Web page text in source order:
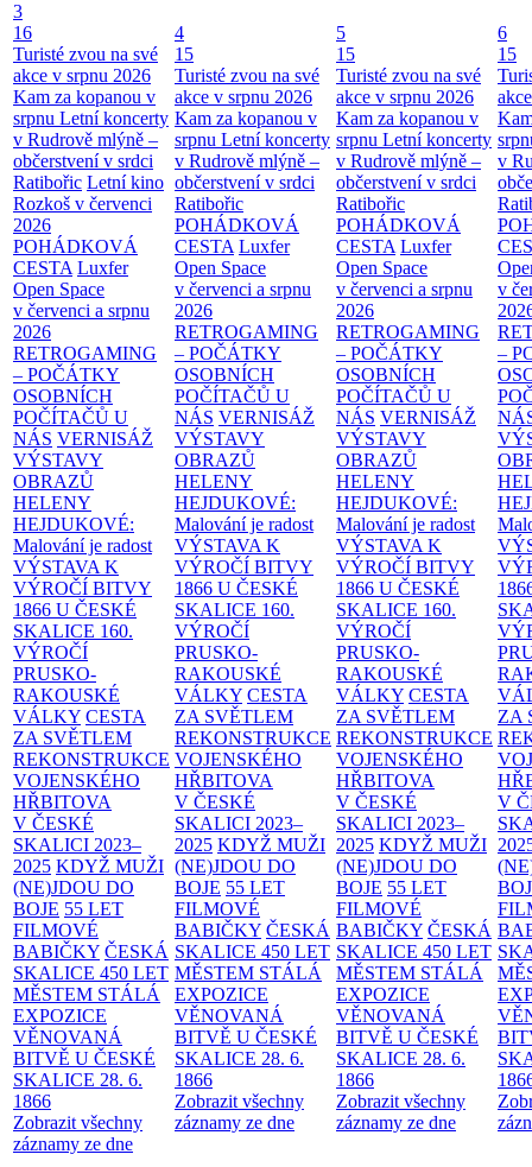
3
16
Turisté zvou na své
akce v srpnu 2026
Kam za kopanou v
srpnu Letní koncerty
v Rudrově mlýně –
občerstvení v srdci
Ratibořic Letní kino
Rozkoš v červenci
2026
POHÁDKOVÁ
CESTA Luxfer
Open Space
v červenci a srpnu
2026
RETROGAMING
– POČÁTKY
OSOBNÍCH
POČÍTAČŮ U
NÁS VERNISÁŽ
VÝSTAVY
OBRAZŮ
HELENY
HEJDUKOVÉ:
Malování je radost
VÝSTAVA K
VÝROČÍ BITVY
1866 U ČESKÉ
SKALICE 160.
VÝROČÍ
PRUSKO-
RAKOUSKÉ
VÁLKY CESTA
ZA SVĚTLEM
REKONSTRUKCE
VOJENSKÉHO
HŘBITOVA
V ČESKÉ
SKALICI 2023–
2025 KDYŽ MUŽI
(NE)JDOU DO
BOJE 55 LET
FILMOVÉ
BABIČKY ČESKÁ
SKALICE 450 LET
MĚSTEM STÁLÁ
EXPOZICE
VĚNOVANÁ
BITVĚ U ČESKÉ
SKALICE 28. 6.
1866
Zobrazit všechny
záznamy ze dne
4
15
Turisté zvou na své
akce v srpnu 2026
Kam za kopanou v
srpnu Letní koncerty
v Rudrově mlýně –
občerstvení v srdci
Ratibořic
POHÁDKOVÁ
CESTA Luxfer
Open Space
v červenci a srpnu
2026
RETROGAMING
– POČÁTKY
OSOBNÍCH
POČÍTAČŮ U
NÁS VERNISÁŽ
VÝSTAVY
OBRAZŮ
HELENY
HEJDUKOVÉ:
Malování je radost
VÝSTAVA K
VÝROČÍ BITVY
1866 U ČESKÉ
SKALICE 160.
VÝROČÍ
PRUSKO-
RAKOUSKÉ
VÁLKY CESTA
ZA SVĚTLEM
REKONSTRUKCE
VOJENSKÉHO
HŘBITOVA
V ČESKÉ
SKALICI 2023–
2025 KDYŽ MUŽI
(NE)JDOU DO
BOJE 55 LET
FILMOVÉ
BABIČKY ČESKÁ
SKALICE 450 LET
MĚSTEM STÁLÁ
EXPOZICE
VĚNOVANÁ
BITVĚ U ČESKÉ
SKALICE 28. 6.
1866
Zobrazit všechny
záznamy ze dne
5
15
Turisté zvou na své
akce v srpnu 2026
Kam za kopanou v
srpnu Letní koncerty
v Rudrově mlýně –
občerstvení v srdci
Ratibořic
POHÁDKOVÁ
CESTA Luxfer
Open Space
v červenci a srpnu
2026
RETROGAMING
– POČÁTKY
OSOBNÍCH
POČÍTAČŮ U
NÁS VERNISÁŽ
VÝSTAVY
OBRAZŮ
HELENY
HEJDUKOVÉ:
Malování je radost
VÝSTAVA K
VÝROČÍ BITVY
1866 U ČESKÉ
SKALICE 160.
VÝROČÍ
PRUSKO-
RAKOUSKÉ
VÁLKY CESTA
ZA SVĚTLEM
REKONSTRUKCE
VOJENSKÉHO
HŘBITOVA
V ČESKÉ
SKALICI 2023–
2025 KDYŽ MUŽI
(NE)JDOU DO
BOJE 55 LET
FILMOVÉ
BABIČKY ČESKÁ
SKALICE 450 LET
MĚSTEM STÁLÁ
EXPOZICE
VĚNOVANÁ
BITVĚ U ČESKÉ
SKALICE 28. 6.
1866
Zobrazit všechny
záznamy ze dne
6
15
v
v
–
ZA
V